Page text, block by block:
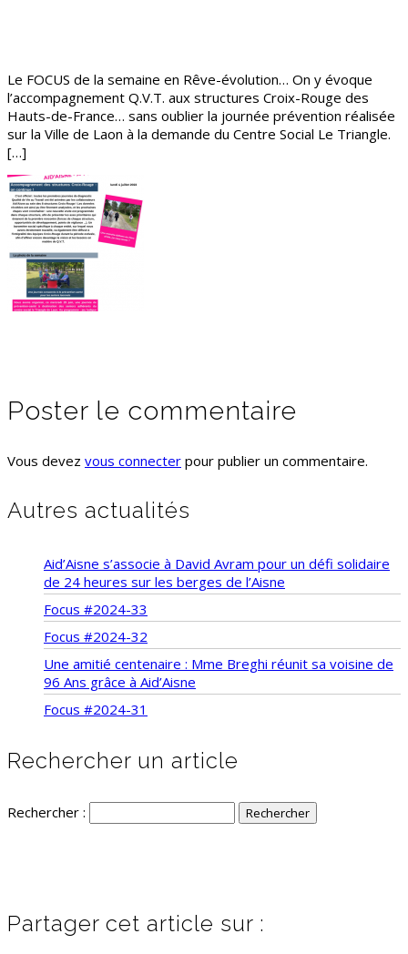
Le FOCUS de la semaine en Rêve-évolution… On y évoque
l’accompagnement Q.V.T. aux structures Croix-Rouge des
Hauts-de-France… sans oublier la journée prévention réalisée
sur la Ville de Laon à la demande du Centre Social Le Triangle.
[…]
Poster le commentaire
Vous devez vous connecter pour publier un commentaire.
Autres actualités
Aid’Aisne s’associe à David Avram pour un défi solidaire
de 24 heures sur les berges de l’Aisne
Focus #2024-33
Focus #2024-32
Une amitié centenaire : Mme Breghi réunit sa voisine de
96 Ans grâce à Aid’Aisne
Focus #2024-31
Rechercher un article
Rechercher :
Partager cet article sur :